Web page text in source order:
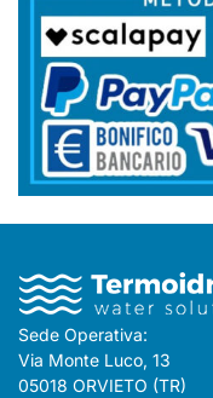
Sede Operativa:
Via Monte Luco, 13
05018 ORVIETO (TR)